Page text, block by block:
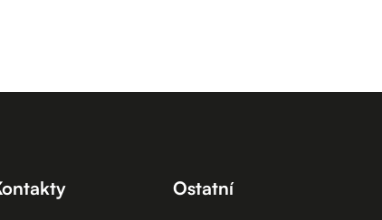
Ostatní